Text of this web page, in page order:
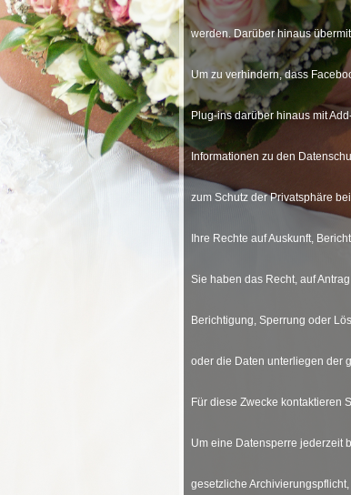
werden. Darüber hinaus
Um zu verhindern, dass
Plug-ins darüber hinaus mit
Informationen zu den
zum Schutz der Privatsphäre
Ihre Rechte auf Auskunft,
Sie haben das Recht, auf
Berichtigung, Sperrung oder
oder die Daten unterliegen der
Für diese Zwecke kontaktieren
Um eine Datensperre jederzeit
gesetzliche